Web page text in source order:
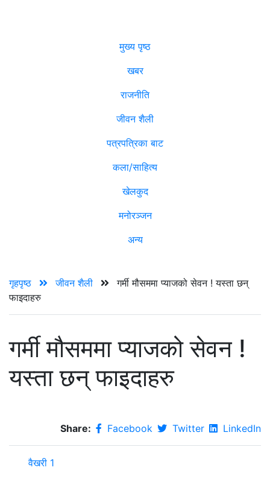
मुख्य पृष्ठ
खबर
राजनीति
जीवन शैली
पत्रपत्रिका बाट
कला/साहित्य
खेलकुद
मनोरञ्जन
अन्य
गृहपृष्ठ जीवन शैली
गर्मी मौसममा प्याजको सेवन ! यस्ता छन्
फाइदाहरु
गर्मी मौसममा प्याजको सेवन !
यस्ता छन् फाइदाहरु
Share: Facebook Twitter LinkedIn
वैखरी 1